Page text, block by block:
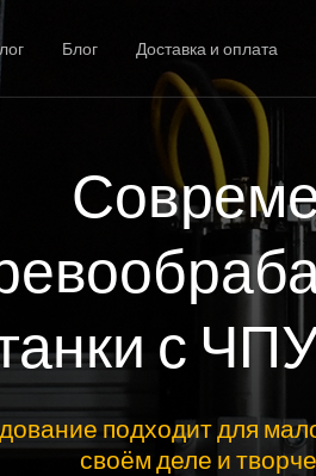
Блог Доставка и оплата
с
подходит для
своём деле и